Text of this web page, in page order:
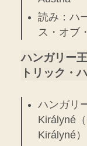
読み：ハ
ス・オブ
ハンガリー
トリック・
ハンガリ
Királyné
Királyné）